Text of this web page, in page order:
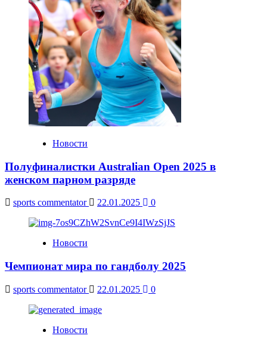
Новости
Полуфиналистки Australian Open 2025 в
женском парном разряде
sports commentator 22.01.2025 0
Новости
Чемпионат мира по гандболу 2025
sports commentator 22.01.2025 0
Новости